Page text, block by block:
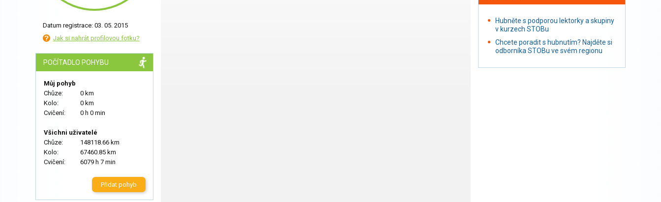
Datum registrace: 03. 05. 2015
Jak si nahrát profilovou fotku?
POČÍTADLO POHYBU
Můj pohyb
Chůze:
0 km
Kolo:
0 km
Cvičení:
0 h 0 min
Všichni uživatelé
Chůze:
148118.66 km
Kolo:
67460.85 km
Cvičení:
6079 h 7 min
Přidat pohyb
Hubněte s podporou lektorky a skupiny
v kurzech STOBu
Chcete poradit s hubnutím? Najděte si
odborníka STOBu ve svém regionu